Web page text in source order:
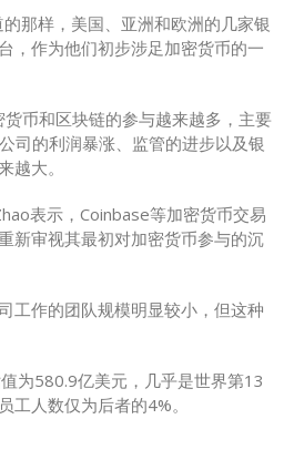
那样，美国、亚洲和欧洲的几家银
，作为他们初步涉足加密货币的一
币和区块链的参与越来越多，主要
司的利润暴涨、监管的进步以及银
越大。
表示，Coinbase等加密货币交易
新审视其最初对加密货币参与的沉
工作的团队规模明显较小，但这种
为580.9亿美元，几乎是世界第13
工人数仅为后者的4%。